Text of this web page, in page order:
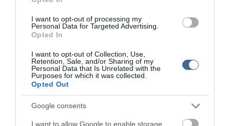
I want to opt-out of processing my
Personal Data for Targeted Advertising.
Opted In
I want to opt-out of Collection, Use,
Retention, Sale, and/or Sharing of my
Personal Data that Is Unrelated with the
Purposes for which it was collected.
Opted Out
Google consents
I want to allow Google to enable storage
Alap miatt, mivel az OTP Bank meggyőződése, hogy a törvény
alkotmányellenes - mondta.
Kapcsolódó írások:
Elszámolás: túl buzgóak voltak a bankok, ezért történt
túlszámlázás